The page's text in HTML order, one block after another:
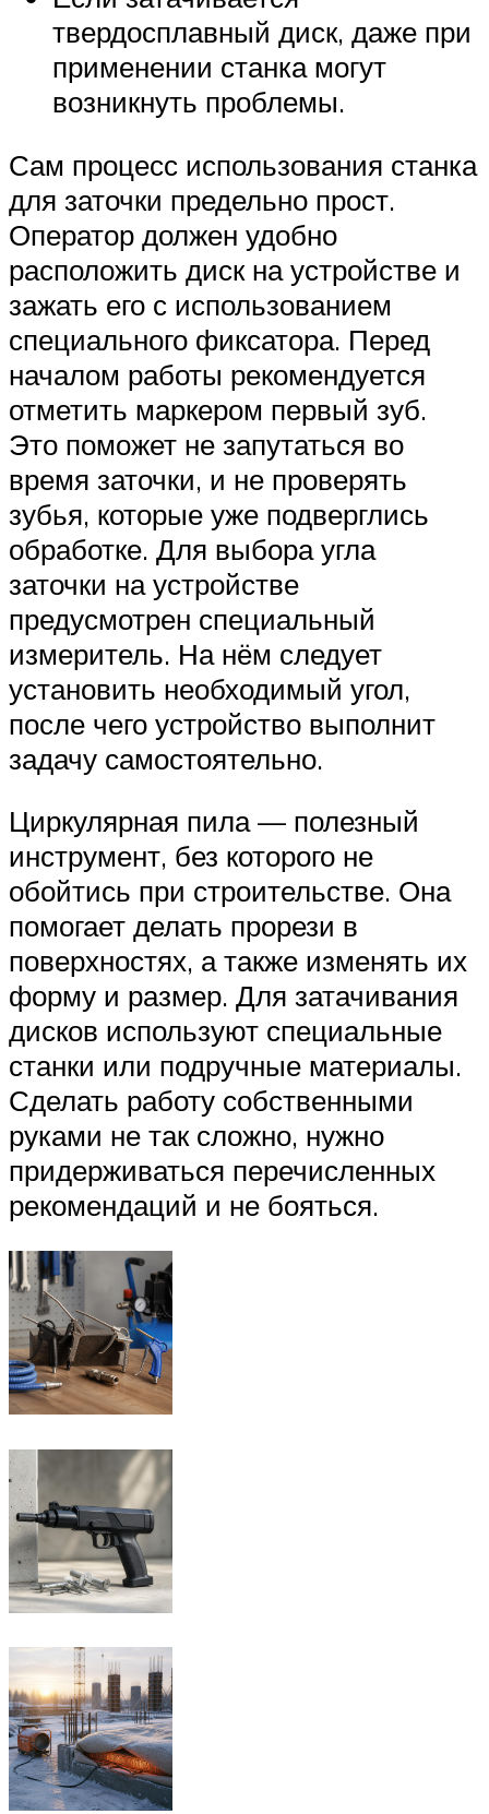
твердосплавный диск, даже при
применении станка могут
возникнуть проблемы.
Сам процесс использования станка
для заточки предельно прост.
Оператор должен удобно
расположить диск на устройстве и
зажать его с использованием
специального фиксатора. Перед
началом работы рекомендуется
отметить маркером первый зуб.
Это поможет не запутаться во
время заточки, и не проверять
зубья, которые уже подверглись
обработке. Для выбора угла
заточки на устройстве
предусмотрен специальный
измеритель. На нём следует
установить необходимый угол,
после чего устройство выполнит
задачу самостоятельно.
Циркулярная пила — полезный
инструмент, без которого не
обойтись при строительстве. Она
помогает делать прорези в
поверхностях, а также изменять их
форму и размер. Для затачивания
дисков используют специальные
станки или подручные материалы.
Сделать работу собственными
руками не так сложно, нужно
придерживаться перечисленных
рекомендаций и не бояться.